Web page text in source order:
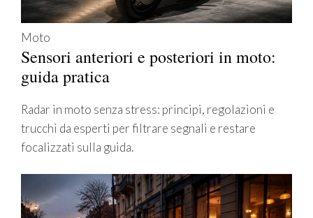
Moto
Sensori anteriori e posteriori in moto:
guida pratica
Radar in moto senza stress: principi, regolazioni e
trucchi da esperti per filtrare segnali e restare
focalizzati sulla guida.